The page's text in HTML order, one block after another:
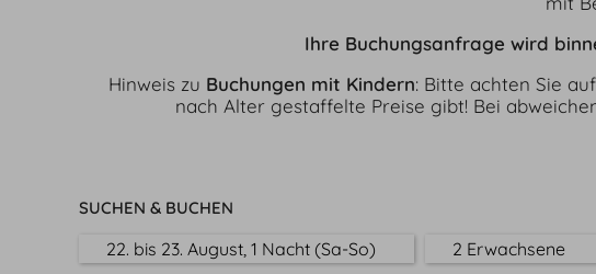
Ihre Buchungsanfrage wird
Hinweis zu Buchungen mit Kindern: Bitte achten Sie
nach Alter gestaffelte Preise gibt! Bei
SUCHEN & BUCHEN
22. bis 23. August, 1 Nacht (Sa-So) 2 Erwachsene